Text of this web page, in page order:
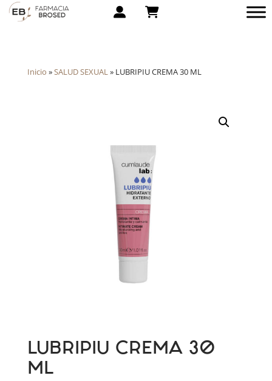
Inicio »SALUD SEXUAL» LUBRIPIU CREMA 30 ML
LUBRIPIU CREMA 30
ML